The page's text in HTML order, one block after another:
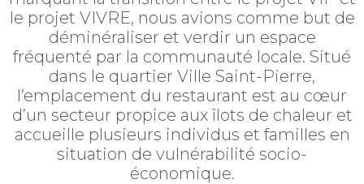
le projet VIVRE, nous avions comme but de
déminéraliser et verdir un espace
fréquenté par la communauté locale. Situé
dans le quartier Ville Saint-Pierre,
l’emplacement du restaurant est au cœur
d’un secteur propice aux îlots de chaleur et
accueille plusieurs individus et familles en
situation de vulnérabilité socio-
économique.